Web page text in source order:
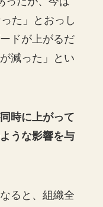
た」とおっし
ドが上がるだ
減った」とい
時に上がって
うな影響を与
ると、組織全